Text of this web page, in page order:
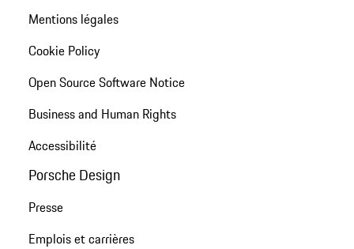
Mentions légales
Cookie Policy
Open Source Software Notice
Business and Human Rights
Accessibilité
Porsche Design
Presse
Emplois et carrières